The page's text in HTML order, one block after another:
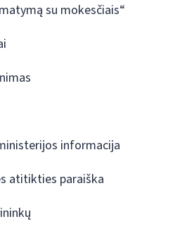
su mokesčiais“
informacija
atitikties paraiška